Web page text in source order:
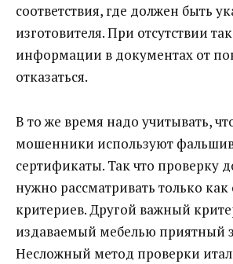
соответствия, где должен быть
изготовителя. При отсутствии
информации в документах от
отказаться.
В то же время надо учитывать,
мошенники используют
сертификаты. Так что проверку
нужно рассматривать только
критериев. Другой важный
издаваемый мебелью приятный
Несложный метод проверки